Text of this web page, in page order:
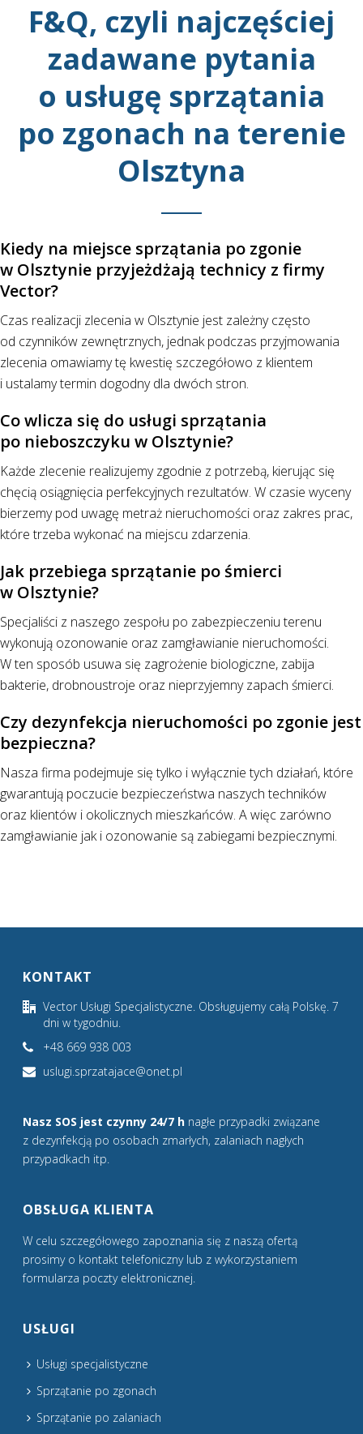
F&Q, czyli najczęściej
zadawane pytania
o usługę sprzątania
po zgonach na terenie
Olsztyna
Kiedy na miejsce sprzątania po zgonie
w Olsztynie przyjeżdżają technicy z firmy
Vector?
Czas realizacji zlecenia w Olsztynie jest zależny często
od czynników zewnętrznych, jednak podczas przyjmowania
zlecenia omawiamy tę kwestię szczegółowo z klientem
i ustalamy termin dogodny dla dwóch stron.
Co wlicza się do usługi sprzątania
po nieboszczyku w Olsztynie?
Każde zlecenie realizujemy zgodnie z potrzebą, kierując się
chęcią osiągnięcia perfekcyjnych rezultatów. W czasie wyceny
bierzemy pod uwagę metraż nieruchomości oraz zakres prac,
które trzeba wykonać na miejscu zdarzenia.
Jak przebiega sprzątanie po śmierci
w Olsztynie?
Specjaliści z naszego zespołu po zabezpieczeniu terenu
wykonują ozonowanie oraz zamgławianie nieruchomości.
W ten sposób usuwa się zagrożenie biologiczne, zabija
bakterie, drobnoustroje oraz nieprzyjemny zapach śmierci.
Czy dezynfekcja nieruchomości po zgonie jest
bezpieczna?
Nasza firma podejmuje się tylko i wyłącznie tych działań, które
gwarantują poczucie bezpieczeństwa naszych techników
oraz klientów i okolicznych mieszkańców. A więc zarówno
zamgławianie jak i ozonowanie są zabiegami bezpiecznymi.
KONTAKT
Vector Usługi Specjalistyczne. Obsługujemy całą Polskę. 7
dni w tygodniu.
+48 669 938 003
uslugi.sprzatajace@onet.pl
Nasz SOS jest czynny 24/7 h nagłe przypadki związane
z dezynfekcją po osobach zmarłych, zalaniach nagłych
przypadkach itp.
OBSŁUGA KLIENTA
W celu szczegółowego zapoznania się z naszą ofertą
prosimy o kontakt telefoniczny lub z wykorzystaniem
formularza poczty elektronicznej.
USŁUGI
Usługi specjalistyczne
Sprzątanie po zgonach
Sprzątanie po zalaniach